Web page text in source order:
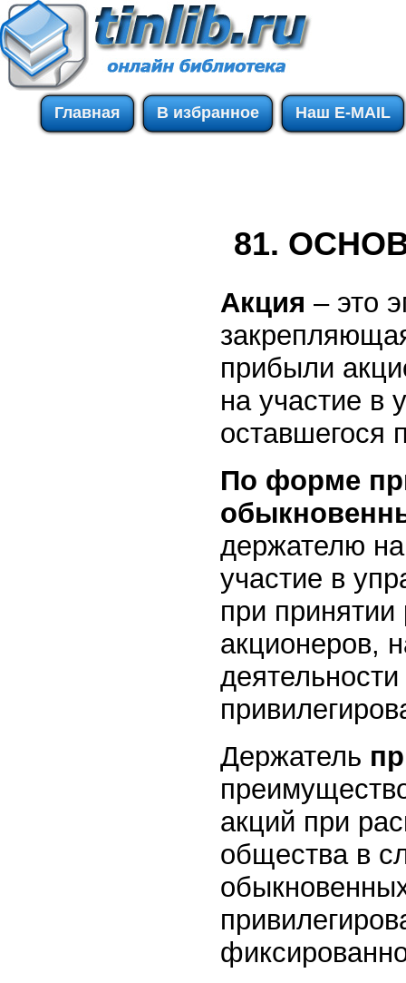
Главная В избранное Наш E-MAIL
81.
Акция – это
прибыли
на участие в
оставшегося
По форме
держателю
участие в
при
акционеров,
Держатель
акций при
общества в